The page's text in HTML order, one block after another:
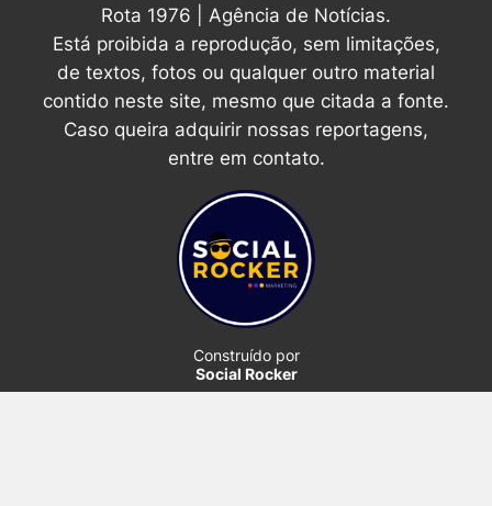
Rota 1976 | Agência de Notícias.
Está proibida a reprodução, sem limitações,
de textos, fotos ou qualquer outro material
contido neste site, mesmo que citada a fonte.
Caso queira adquirir nossas reportagens,
entre em contato.
Construído por
Social Rocker